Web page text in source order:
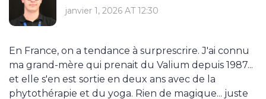
janvier 1, 2026 AT 12:30
En France, on a tendance à surprescrire. J'ai connu
ma grand-mère qui prenait du Valium depuis 1987...
et elle s'en est sortie en deux ans avec de la
phytothérapie et du yoga. Rien de magique... juste